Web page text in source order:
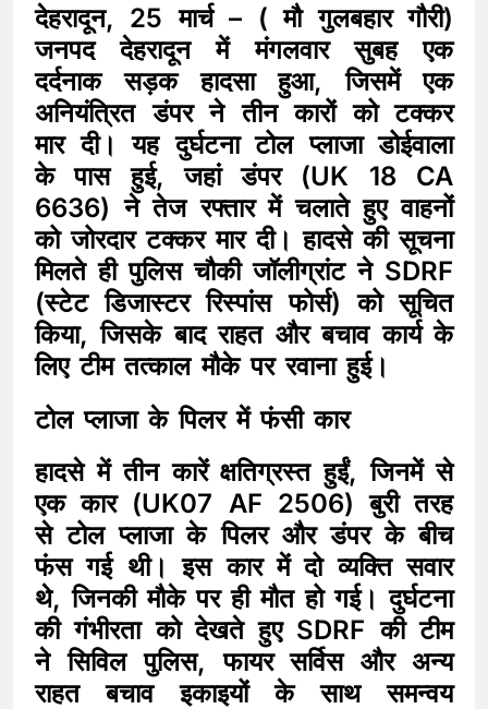
देहरादून, 25 मार्च – ( मौ गुलबहार गौरी)
जनपद देहरादून में मंगलवार सुबह एक
दर्दनाक सड़क हादसा हुआ, जिसमें एक
अनियंत्रित डंपर ने तीन कारों को टक्कर
मार दी। यह दुर्घटना टोल प्लाजा डोईवाला
के पास हुई, जहां डंपर (UK 18 CA
6636) ने तेज रफ्तार में चलाते हुए वाहनों
को जोरदार टक्कर मार दी। हादसे की सूचना
मिलते ही पुलिस चौकी जॉलीग्रांट ने SDRF
(स्टेट डिजास्टर रिस्पांस फोर्स) को सूचित
किया, जिसके बाद राहत और बचाव कार्य के
लिए टीम तत्काल मौके पर रवाना हुई।
टोल प्लाजा के पिलर में फंसी कार
हादसे में तीन कारें क्षतिग्रस्त हुईं, जिनमें से
एक कार (UK07 AF 2506) बुरी तरह
से टोल प्लाजा के पिलर और डंपर के बीच
फंस गई थी। इस कार में दो व्यक्ति सवार
थे, जिनकी मौके पर ही मौत हो गई। दुर्घटना
की गंभीरता को देखते हुए SDRF की टीम
ने सिविल पुलिस, फायर सर्विस और अन्य
राहत बचाव इकाइयों के साथ समन्वय